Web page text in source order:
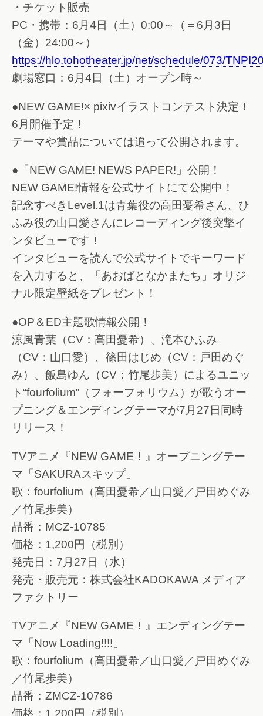
・チケット販売
PC・携帯：6月4日（土）0:00～（＝6月3日
（金）24:00～）
https://hlo.tohotheater.jp/net/schedule/073/
劇場窓口：6月4日（土）オープン時～
●NEW GAME!× pixivイラストコンテスト決定！
6月開催予定！
テーマや賞品については追って公開されます。
●「NEW GAME! NEWS PAPER!」公開！
NEW GAME!情報を公式サイトにて公開中！
記念すべきLevel.1は青葉役の高田憂希さん、ひ
ふみ役の山口愛さんにレコーディング後突撃イ
ンタビューです！
インタビューを読んで公式サイトでキーワード
を入力すると、「あおばとなかまたち」オリジ
ナル限定壁紙をプレゼント！
●OP＆ED主題歌情報公開！
涼風青葉（CV：高田憂希）、滝本ひふみ
（CV：山口愛）、篠田はじめ（CV：戸田めぐ
み）、飯島ゆん（CV：竹尾歩美）によるユニッ
ト“fourfolium”（フォーフォリウム）が歌うオー
プニング＆エンディングテーマが7月27日同時
リリース！
TVアニメ『NEW GAME！』オープニングテー
マ「SAKURAスキップ」
歌：fourfolium（高田憂希／山口愛／戸田めぐみ
／竹尾歩美）
品番：MCZ-10785
価格：1,200円（税別）
発売日：7月27日（水）
発売・販売元：株式会社KADOKAWA メディア
ファクトリー
TVアニメ『NEW GAME！』エンディングテー
マ「Now Loading!!!!」
歌：fourfolium（高田憂希／山口愛／戸田めぐみ
／竹尾歩美）
品番：ZMCZ-10786
価格：1,200円（税別）